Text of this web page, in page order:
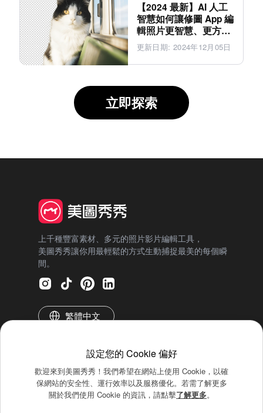
【2024 最新】AI 人工
智慧如何讓修圖 App 編
輯照片更智慧、更方
便？
更新日期: 2024年12月05日
立即探索
設定您的 Cookie 偏好
歡迎來到美圖秀秀！我們希望在網站上使用 Cookie，以確
保網站的安全性、運行效率以及服務優化。若需了解更多
關於我們使用 Cookie 的資訊，請點擊了解更多。
上千種豐富素材、多元的照片影片編輯工具，
美圖秀秀讓你用最輕鬆的方式生動捕捉最美的每個瞬
間。
繁體中文